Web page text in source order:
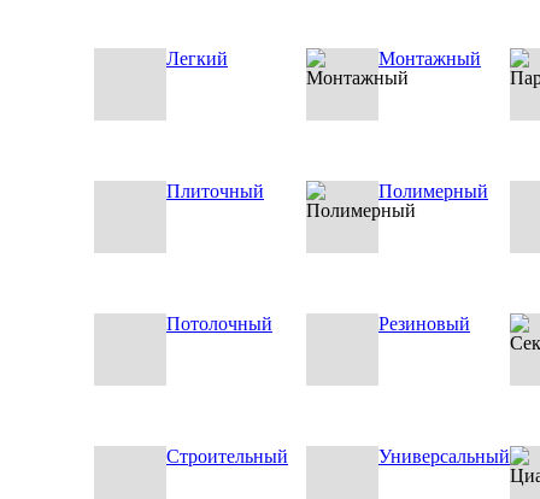
Легкий Монтажный
Плиточный Полимерный
Потолочный Резиновый
Строительный Универсальный